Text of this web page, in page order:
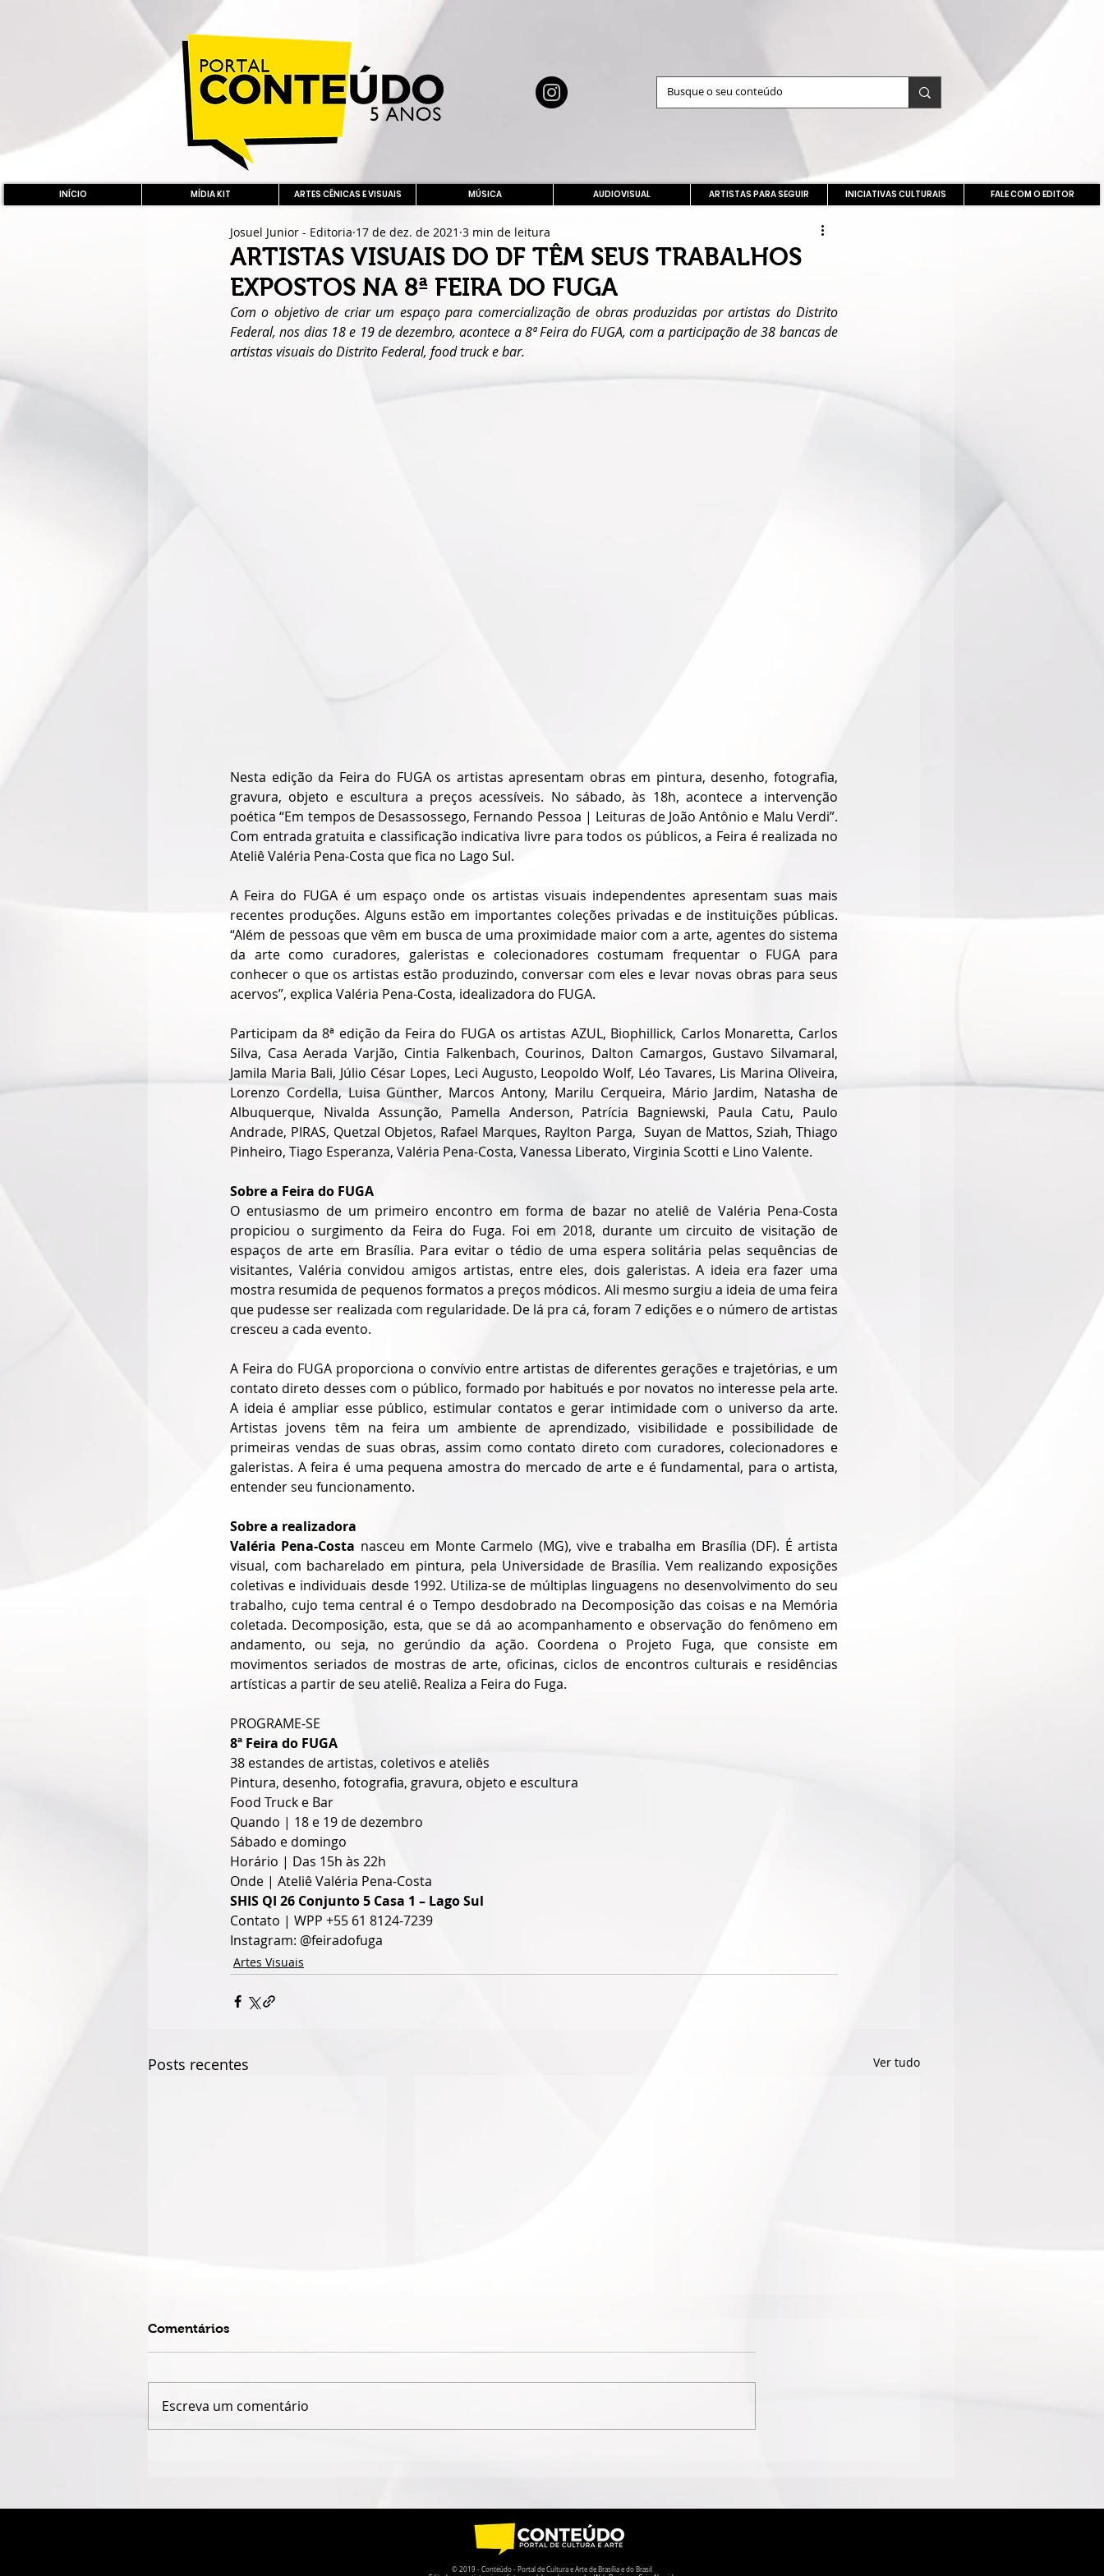
INÍCIO MÍDIA KIT ARTES CÊNICAS E VISUAIS MÚSICA AUDIOVISUAL ARTISTAS PARA SEGUIR INICIATIVAS CULTURAIS FALE COM O EDITOR
ARTISTAS VISUAIS DO DF TÊM SEUS TRABALHOS
EXPOSTOS NA 8ª FEIRA DO FUGA
Josuel Junior - Editoria 17 de dez. de 2021 3 min de leitura
Com o objetivo de criar um espaço para comercialização de obras produzidas por artistas do Distrito
Federal, nos dias 18 e 19 de dezembro, acontece a 8ª Feira do FUGA, com a participação de 38 bancas de
artistas visuais do Distrito Federal, food truck e bar.
Nesta edição da Feira do FUGA os artistas apresentam obras em pintura, desenho, fotografia,
gravura, objeto e escultura a preços acessíveis. No sábado, às 18h, acontece a intervenção
poética “Em tempos de Desassossego, Fernando Pessoa | Leituras de João Antônio e Malu Verdi”.
Com entrada gratuita e classificação indicativa livre para todos os públicos, a Feira é realizada no
Ateliê Valéria Pena-Costa que fica no Lago Sul.
A Feira do FUGA é um espaço onde os artistas visuais independentes apresentam suas mais
recentes produções. Alguns estão em importantes coleções privadas e de instituições públicas.
“Além de pessoas que vêm em busca de uma proximidade maior com a arte, agentes do sistema
da arte como curadores, galeristas e colecionadores costumam frequentar o FUGA para
conhecer o que os artistas estão produzindo, conversar com eles e levar novas obras para seus
acervos”, explica Valéria Pena-Costa, idealizadora do FUGA.
Participam da 8ª edição da Feira do FUGA os artistas AZUL, Biophillick, Carlos Monaretta, Carlos
Silva, Casa Aerada Varjão, Cintia Falkenbach, Courinos, Dalton Camargos, Gustavo Silvamaral,
Jamila Maria Bali, Júlio César Lopes, Leci Augusto, Leopoldo Wolf, Léo Tavares, Lis Marina Oliveira,
Lorenzo Cordella, Luisa Günther, Marcos Antony, Marilu Cerqueira, Mário Jardim, Natasha de
Albuquerque, Nivalda Assunção, Pamella Anderson, Patrícia Bagniewski, Paula Catu, Paulo
Andrade, PIRAS, Quetzal Objetos, Rafael Marques, Raylton Parga,  Suyan de Mattos, Sziah, Thiago
Pinheiro, Tiago Esperanza, Valéria Pena-Costa, Vanessa Liberato, Virginia Scotti e Lino Valente.
Sobre a Feira do FUGA
O entusiasmo de um primeiro encontro em forma de bazar no ateliê de Valéria Pena-Costa
propiciou o surgimento da Feira do Fuga. Foi em 2018, durante um circuito de visitação de
espaços de arte em Brasília. Para evitar o tédio de uma espera solitária pelas sequências de
visitantes, Valéria convidou amigos artistas, entre eles, dois galeristas. A ideia era fazer uma
mostra resumida de pequenos formatos a preços módicos. Ali mesmo surgiu a ideia de uma feira
que pudesse ser realizada com regularidade. De lá pra cá, foram 7 edições e o número de artistas
cresceu a cada evento.
A Feira do FUGA proporciona o convívio entre artistas de diferentes gerações e trajetórias, e um
contato direto desses com o público, formado por habitués e por novatos no interesse pela arte.
A ideia é ampliar esse público, estimular contatos e gerar intimidade com o universo da arte.
Artistas jovens têm na feira um ambiente de aprendizado, visibilidade e possibilidade de
primeiras vendas de suas obras, assim como contato direto com curadores, colecionadores e
galeristas. A feira é uma pequena amostra do mercado de arte e é fundamental, para o artista,
entender seu funcionamento.
Sobre a realizadora
Valéria Pena-Costa nasceu em Monte Carmelo (MG), vive e trabalha em Brasília (DF). É artista
visual, com bacharelado em pintura, pela Universidade de Brasília. Vem realizando exposições
coletivas e individuais desde 1992. Utiliza-se de múltiplas linguagens no desenvolvimento do seu
trabalho, cujo tema central é o Tempo desdobrado na Decomposição das coisas e na Memória
coletada. Decomposição, esta, que se dá ao acompanhamento e observação do fenômeno em
andamento, ou seja, no gerúndio da ação. Coordena o Projeto Fuga, que consiste em
movimentos seriados de mostras de arte, oficinas, ciclos de encontros culturais e residências
artísticas a partir de seu ateliê. Realiza a Feira do Fuga.
PROGRAME-SE
8ª Feira do FUGA
38 estandes de artistas, coletivos e ateliês
Pintura, desenho, fotografia, gravura, objeto e escultura
Food Truck e Bar
Quando | 18 e 19 de dezembro
Sábado e domingo
Horário | Das 15h às 22h
Onde | Ateliê Valéria Pena-Costa
SHIS QI 26 Conjunto 5 Casa 1 – Lago Sul
Contato | WPP +55 61 8124-7239
Instagram: @feiradofuga
Artes Visuais
Posts recentes Ver tudo
"WORK IN PROGRESS" NA
COMEMORAÇÃO AOS 20
ANOS DA ASSOCIAÇÃO -
CONTEMPORÂNEA
Comentários
Escreva um comentário
© 2019 - Conteúdo - Portal de Cultura e Arte de Brasília e do Brasil